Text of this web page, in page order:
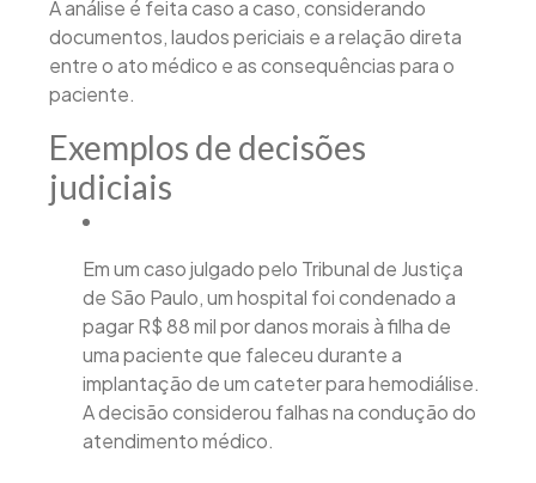
A análise é feita caso a caso, considerando
documentos, laudos periciais e a relação direta
entre o ato médico e as consequências para o
paciente.​
Exemplos de decisões
judiciais
Em um caso julgado pelo Tribunal de Justiça
de São Paulo, um hospital foi condenado a
pagar R$ 88 mil por danos morais à filha de
uma paciente que faleceu durante a
implantação de um cateter para hemodiálise.
A decisão considerou falhas na condução do
atendimento médico.